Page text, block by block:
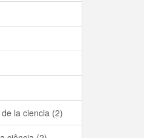
la ciencia (2)